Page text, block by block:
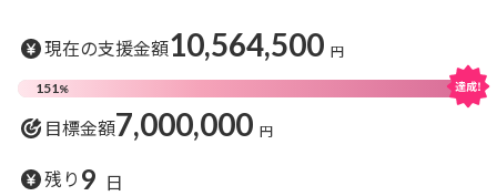
現在の支援金額10,564,500 円
151 %
目標金額7,000,000 円
残り 9 日